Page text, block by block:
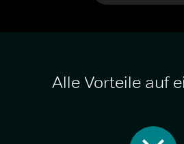
Alle Vorteile auf